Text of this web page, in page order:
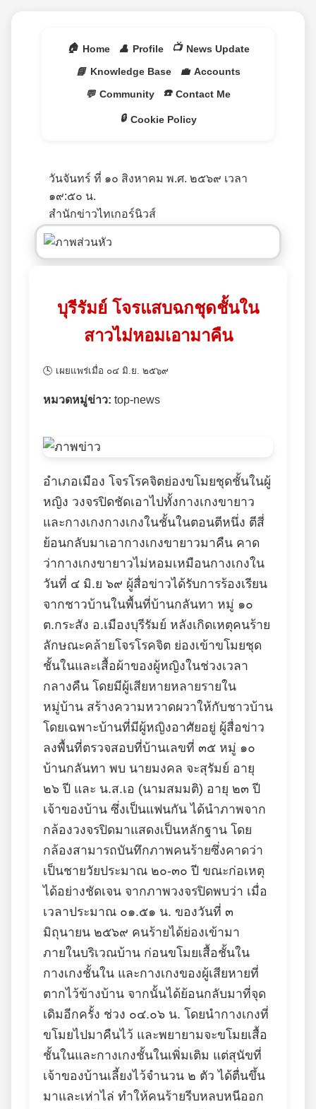
🏠 Home 👤 Profile 📺 News Update
📘 Knowledge Base 💼 Accounts
💬 Community ☎️ Contact Me
🔒 Cookie Policy
วันจันทร์ ที่ ๑๐ สิงหาคม พ.ศ. ๒๕๖๙ เวลา
๑๙:๕๐ น.
สำนักข่าวไทเกอร์นิวส์
บุรีรัมย์ โจรแสบฉกชุดชั้นใน
สาวไม่หอมเอามาคืน
🕓 เผยแพร่เมื่อ ๐๔ มิ.ย. ๒๕๖๙
หมวดหมู่ข่าว: top-news
อำเภอเมือง โจรโรคจิตย่องขโมยชุดชั้นในผู้
หญิง วงจรปิดชัดเอาไปทั้งกางเกงขายาว
และกางเกงกางเกงในชั้นในตอนตีหนึ่ง ตีสี่
ย้อนกลับมาเอากางเกงขายาวมาคืน คาด
ว่ากางเกงขายาวไม่หอมเหมือนกางเกงใน
วันที่ ๔ มิ.ย ๖๙ ผู้สื่อข่าวได้รับการร้องเรียน
จากชาวบ้านในพื้นที่บ้านกลันทา หมู่ ๑๐
ต.กระสัง อ.เมืองบุรีรัมย์ หลังเกิดเหตุคนร้าย
ลักษณะคล้ายโจรโรคจิต ย่องเข้าขโมยชุด
ชั้นในและเสื้อผ้าของผู้หญิงในช่วงเวลา
กลางคืน โดยมีผู้เสียหายหลายรายใน
หมู่บ้าน สร้างความหวาดผวาให้กับชาวบ้าน
โดยเฉพาะบ้านที่มีผู้หญิงอาศัยอยู่ ผู้สื่อข่าว
ลงพื้นที่ตรวจสอบที่บ้านเลขที่ ๓๕ หมู่ ๑๐
บ้านกลันทา พบ นายมงคล จะสุรัมย์ อายุ
๒๖ ปี และ น.ส.เอ (นามสมมติ) อายุ ๒๓ ปี
เจ้าของบ้าน ซึ่งเป็นแฟนกัน ได้นำภาพจาก
กล้องวงจรปิดมาแสดงเป็นหลักฐาน โดย
กล้องสามารถบันทึกภาพคนร้ายซึ่งคาดว่า
เป็นชายวัยประมาณ ๒๐-๓๐ ปี ขณะก่อเหตุ
ได้อย่างชัดเจน จากภาพวงจรปิดพบว่า เมื่อ
เวลาประมาณ ๐๑.๕๑ น. ของวันที่ ๓
มิถุนายน ๒๕๖๙ คนร้ายได้ย่องเข้ามา
ภายในบริเวณบ้าน ก่อนขโมยเสื้อชั้นใน
กางเกงชั้นใน และกางเกงของผู้เสียหายที่
ตากไว้ข้างบ้าน จากนั้นได้ย้อนกลับมาที่จุด
เดิมอีกครั้ง ช่วง ๐๔.๐๖ น. โดยนำกางเกงที่
ขโมยไปมาคืนไว้ และพยายามจะขโมยเสื้อ
ชั้นในและกางเกงชั้นในเพิ่มเติม แต่สุนัขที่
เจ้าของบ้านเลี้ยงไว้จำนวน ๒ ตัว ได้ตื่นขึ้น
มาและเห่าไล่ ทำให้คนร้ายรีบหลบหนีออก